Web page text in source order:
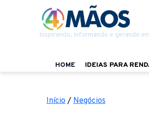
Inspirando, informando e gerando
HOME IDEIAS PARA
Início / Negócios